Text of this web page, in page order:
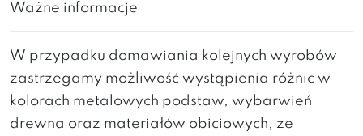
Ważne informacje
W przypadku domawiania kolejnych wyrobów
zastrzegamy możliwość wystąpienia różnic w
kolorach metalowych podstaw, wybarwień
drewna oraz materiałów obiciowych, ze